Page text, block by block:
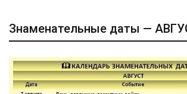
Знаменательные даты —